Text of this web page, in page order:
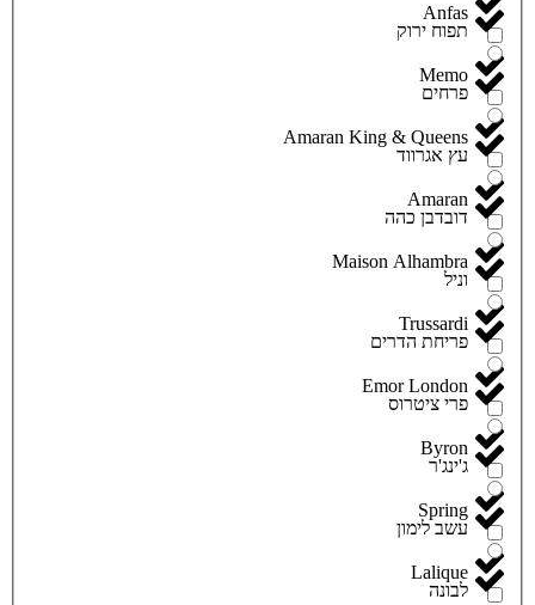
Anfas
Memo
Amaran King & Queens
Amaran
Maison Alhambra
Trussardi
Emor London
Byron
Spring
Lalique
תפוח ירוק
פרחים
עץ אגרווד
דובדבן כהה
וניל
פריחת הדרים
פרי ציטרוס
ג'ינג'ר
עשב לימון
לבונה